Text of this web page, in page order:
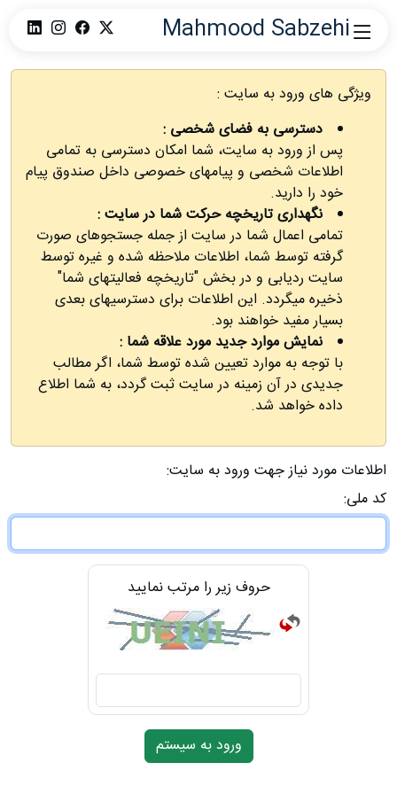
Mahmood Sabzehi
ویژگی های ورود به سایت :
دسترسی به فضای شخصی :
پس از ورود به سایت، شما امكان دسترسی به تمامی
اطلاعات شخصی و پیامهای خصوصی داخل صندوق پیام
خود را دارید.
نگهداری تاریخچه حركت شما در سایت :
تمامی اعمال شما در سایت از جمله جستجوهای صورت
گرفته توسط شما، اطلاعات ملاحظه شده و غیره توسط
سایت ردیابی و در بخش "تاریخچه فعالیتهای شما"
ذخیره میگردد. این اطلاعات برای دسترسیهای بعدی
بسیار مفید خواهند بود.
نمایش موارد جدید مورد علاقه شما :
با توجه به موارد تعیین شده توسط شما، اگر مطالب
جدیدی در آن زمینه در سایت ثبت گردد، به شما اطلاع
داده خواهد شد.
اطلاعات مورد نیاز جهت ورود به سایت:
کد ملی:
حروف زیر را مرتب نمایید